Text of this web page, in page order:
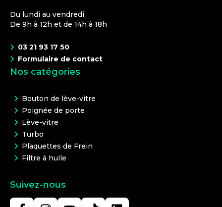
Du lundi au vendredi
De 9h à 12h et de 14h à 18h
03 21 93 17 50
Formulaire de contact
Nos catégories
Bouton de lève-vitre
Poignée de porte
Lève-vitre
Turbo
Plaquettes de Frein
Filtre à huile
Suivez-nous